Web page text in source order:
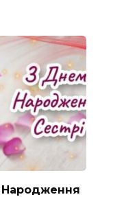
Народження